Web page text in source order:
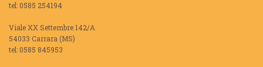
tel: 0585 254194
Viale XX Settembre 142/A
54033 Carrara (MS)
tel: 0585 845953